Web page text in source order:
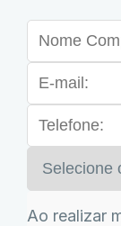
Ao realizar